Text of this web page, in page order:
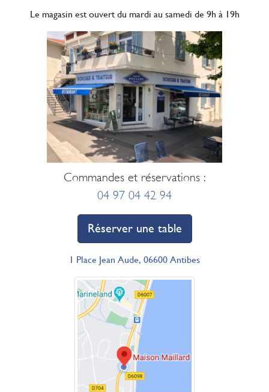
Le magasin est ouvert du mardi au samedi de 9h à 19h
Commandes et réservations :
04 97 04 42 94
Réserver une table
1 Place Jean Aude, 06600 Antibes